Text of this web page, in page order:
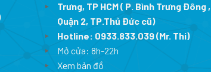
Trưng, TP HCM ( P. Bình Trưng Đông ,
Quận 2, TP.Thủ Đức cũ)
Hotline: 0933.833.039(Mr. Thi)
Mở cửa: 8h-22h
Xem bản đồ